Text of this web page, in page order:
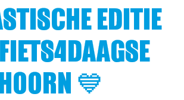
EDITIE
💙